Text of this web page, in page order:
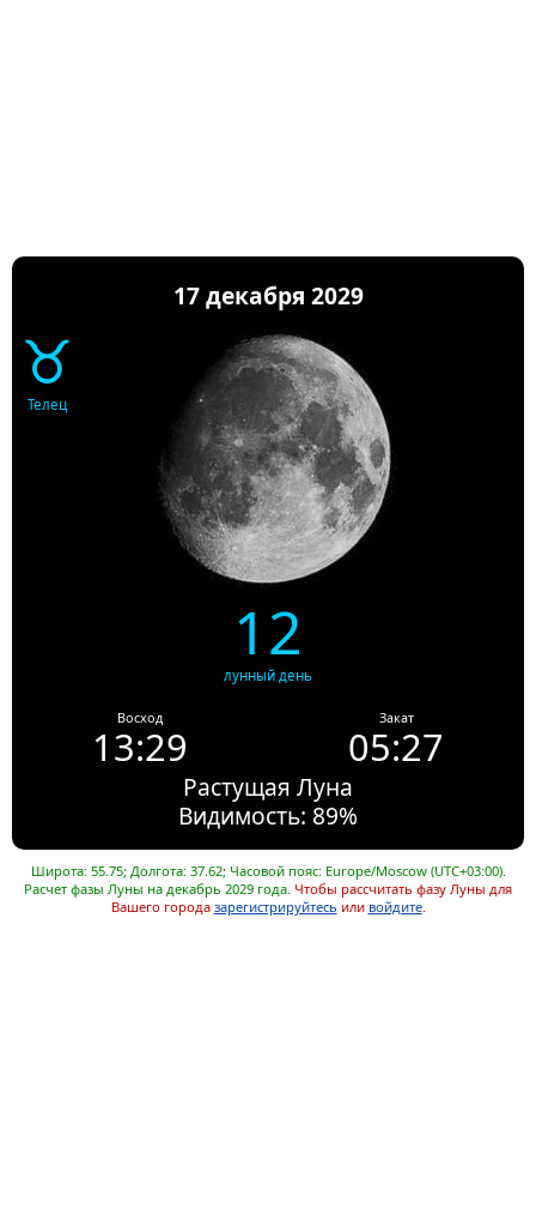
17 декабря 2029
♉
Телец
12
лунный день
Восход
13:29
Закат
05:27
Растущая Луна
Видимость: 89%
Широта: 55.75; Долгота: 37.62; Часовой пояс: Europe/Moscow (UTC+03:00).
Расчет фазы Луны на декабрь 2029 года. Чтобы рассчитать фазу Луны для
Вашего города зарегистрируйтесь или войдите.